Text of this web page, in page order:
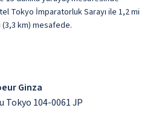
Tokyo İmparatorluk Sarayı ile 1,2 mi
km) mesafede.
Ginza
Tokyo 104-0061 JP